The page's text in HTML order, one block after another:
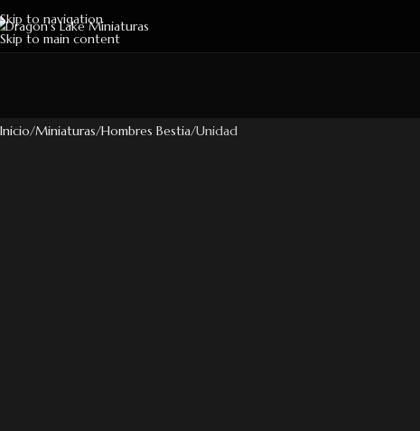
Skip to navigation
Skip to main content
Inicio Miniaturas Hombres Bestia Unidad